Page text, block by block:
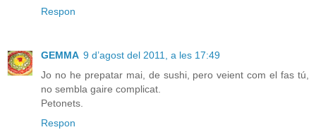
Respon
GEMMA 9 d’agost del 2011, a les 17:49
Jo no he prepatar mai, de sushi, pero veient com el fas tú,
no sembla gaire complicat.
Petonets.
Respon